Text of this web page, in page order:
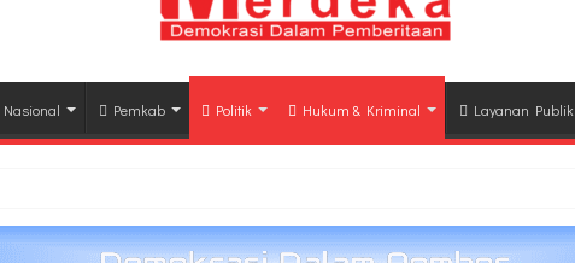
Nasional Pemkab Politik Hukum & Kriminal Layanan Publik
Ahli Waris Korban Kebakaran KM Mutiara Sentosa II